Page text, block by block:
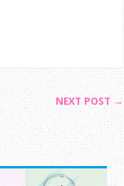
NEXT POST →